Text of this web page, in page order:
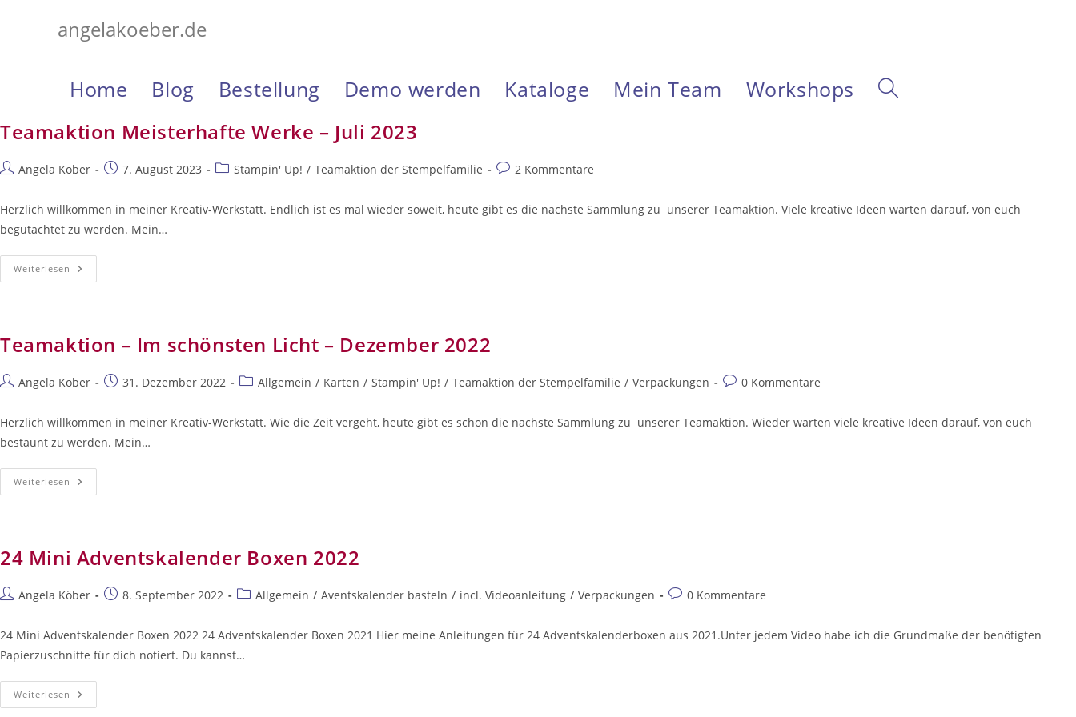
angelakoeber.de
Home Blog Bestellung Demo werden Kataloge Mein Team Workshops Website-
umschalten
Teamaktion Meisterhafte Werke – Juli 2023
Beitrags-
Angela Köber
Beitrag7. August 2023
Beitrags-
Stampin' Up! / Teamaktion der Stempelfamilie
Beitrags-
2 Kommentare
Herzlich willkommen in meiner Kreativ-Werkstatt. Endlich ist es mal wieder soweit, heute gibt es die nächste Sammlung zu unserer Teamaktion. Viele kreative Ideen warten darauf, von euch
begutachtet zu werden. Mein…
Weiterlesen Teamaktion
Meisterhafte
Teamaktion – Im schönsten Licht – Dezember 2022
Beitrags-
Angela Köber
Beitrag31. Dezember 2022
Beitrags-
Allgemein / Karten / Stampin' Up! / Teamaktion der Stempelfamilie / Verpackungen
Beitrags-
0 Kommentare
Herzlich willkommen in meiner Kreativ-Werkstatt. Wie die Zeit vergeht, heute gibt es schon die nächste Sammlung zu unserer Teamaktion. Wieder warten viele kreative Ideen darauf, von euch
bestaunt zu werden. Mein…
Weiterlesen Teamaktion
–
Dezember
2022
24 Mini Adventskalender Boxen 2022
Beitrags-
Angela Köber
Beitrag8. September 2022
Beitrags-
Allgemein / Aventskalender basteln / incl. Videoanleitung / Verpackungen
Beitrags-
0 Kommentare
24 Mini Adventskalender Boxen 2022 24 Adventskalender Boxen 2021 Hier meine Anleitungen für 24 Adventskalenderboxen aus 2021.Unter jedem Video habe ich die Grundmaße der benötigten
Papierzuschnitte für dich notiert. Du kannst…
Weiterlesen 24
Mini